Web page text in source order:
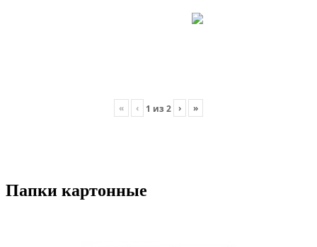
« ‹ 1 из 2 › »
Папки картонные